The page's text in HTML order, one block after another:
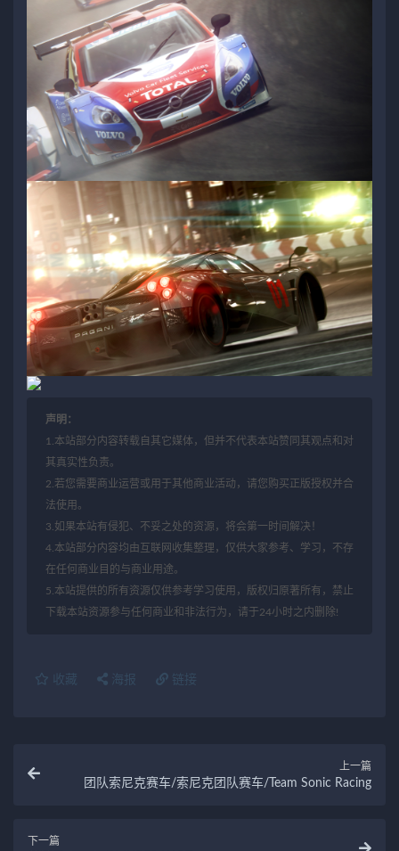
声明：
1.本站部分内容转载自其它媒体，但并不代表本站赞同其观点和对
其真实性负责。
2.若您需要商业运营或用于其他商业活动，请您购买正版授权并合
法使用。
3.如果本站有侵犯、不妥之处的资源，将会第一时间解决！
4.本站部分内容均由互联网收集整理，仅供大家参考、学习，不存
在任何商业目的与商业用途。
5.本站提供的所有资源仅供参考学习使用，版权归原著所有，禁止
下载本站资源参与任何商业和非法行为，请于24小时之内删除!
收藏 海报 链接
上一篇
团队索尼克赛车/索尼克团队赛车/Team Sonic Racing
下一篇